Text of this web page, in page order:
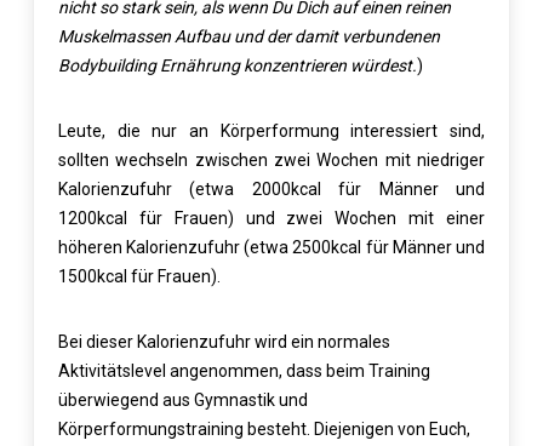
nicht so stark sein, als wenn Du Dich auf einen reinen
Muskelmassen Aufbau und der damit verbundenen
Bodybuilding Ernährung konzentrieren würdest.)
Leute, die nur an Körperformung interessiert sind,
sollten wechseln zwischen zwei Wochen mit niedriger
Kalorienzufuhr (etwa 2000kcal für Männer und
1200kcal für Frauen) und zwei Wochen mit einer
höheren Kalorienzufuhr (etwa 2500kcal für Männer und
1500kcal für Frauen).
Bei dieser Kalorienzufuhr wird ein normales
Aktivitätslevel angenommen, dass beim Training
überwiegend aus Gymnastik und
Körperformungstraining besteht. Diejenigen von Euch,